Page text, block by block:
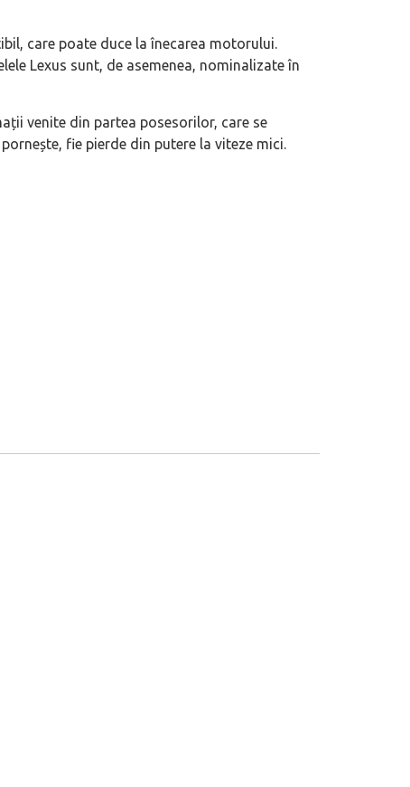
care poate duce la înecarea motorului.
Lexus sunt, de asemenea, nominalizate în
venite din partea posesorilor, care se
fie pierde din putere la viteze mici.
Lamborghini Revuelto Miura
mai buni!